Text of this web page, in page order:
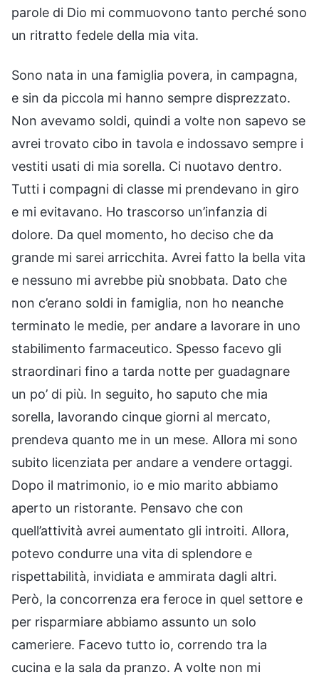
parole di Dio mi commuovono tanto perché sono
un ritratto fedele della mia vita.
Sono nata in una famiglia povera, in campagna,
e sin da piccola mi hanno sempre disprezzato.
Non avevamo soldi, quindi a volte non sapevo se
avrei trovato cibo in tavola e indossavo sempre i
vestiti usati di mia sorella. Ci nuotavo dentro.
Tutti i compagni di classe mi prendevano in giro
e mi evitavano. Ho trascorso un’infanzia di
dolore. Da quel momento, ho deciso che da
grande mi sarei arricchita. Avrei fatto la bella vita
e nessuno mi avrebbe più snobbata. Dato che
non c’erano soldi in famiglia, non ho neanche
terminato le medie, per andare a lavorare in uno
stabilimento farmaceutico. Spesso facevo gli
straordinari fino a tarda notte per guadagnare
un po’ di più. In seguito, ho saputo che mia
sorella, lavorando cinque giorni al mercato,
prendeva quanto me in un mese. Allora mi sono
subito licenziata per andare a vendere ortaggi.
Dopo il matrimonio, io e mio marito abbiamo
aperto un ristorante. Pensavo che con
quell’attività avrei aumentato gli introiti. Allora,
potevo condurre una vita di splendore e
rispettabilità, invidiata e ammirata dagli altri.
Però, la concorrenza era feroce in quel settore e
per risparmiare abbiamo assunto un solo
cameriere. Facevo tutto io, correndo tra la
cucina e la sala da pranzo. A volte non mi